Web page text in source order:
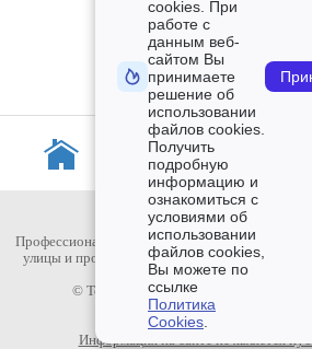
Профессиональное светодиодное
улицы и промышленных помещений. Полный
монтажа.
© TopDiod.ru 2015-2026
Политика
Пользовательское
Политика использования
Информация на сайте не является
cookies. При
работе с
данным веб-
сайтом Вы
принимаете
решение об
использовании
файлов cookies.
Получить
подробную
информацию и
ознакомиться с
условиями об
использовании
файлов cookies,
Вы можете по
ссылке
Политика
Cookies